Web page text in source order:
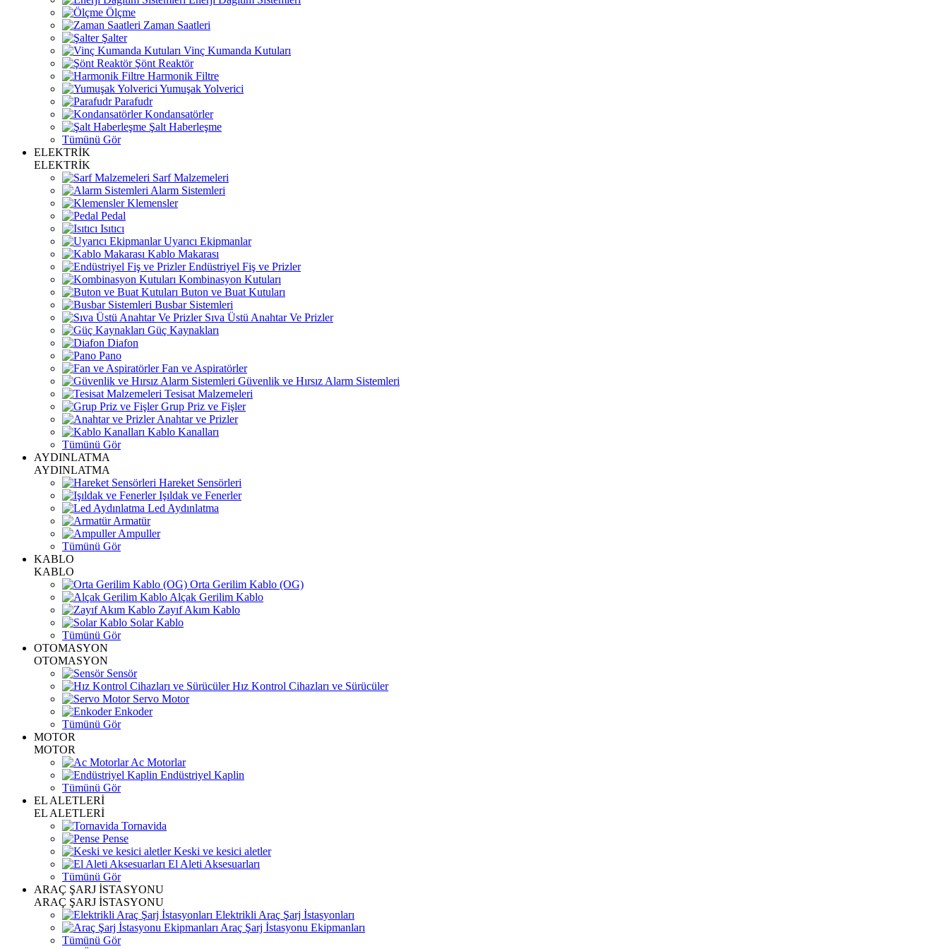
Ölçme
Zaman Saatleri
Şalter
Vinç Kumanda Kutuları
Şönt Reaktör
Harmonik Filtre
Yumuşak Yolverici
Parafudr
Kondansatörler
Şalt Haberleşme
Tümünü Gör
ELEKTRİK
ELEKTRİK
Sarf Malzemeleri
Alarm Sistemleri
Klemensler
Pedal
Isıtıcı
Uyarıcı Ekipmanlar
Kablo Makarası
Endüstriyel Fiş ve Prizler
Kombinasyon Kutuları
Buton ve Buat Kutuları
Busbar Sistemleri
Sıva Üstü Anahtar Ve Prizler
Güç Kaynakları
Diafon
Pano
Fan ve Aspiratörler
Güvenlik ve Hırsız Alarm Sistemleri
Tesisat Malzemeleri
Grup Priz ve Fişler
Anahtar ve Prizler
Kablo Kanalları
Tümünü Gör
AYDINLATMA
AYDINLATMA
Hareket Sensörleri
Işıldak ve Fenerler
Led Aydınlatma
Armatür
Ampuller
Tümünü Gör
KABLO
KABLO
Orta Gerilim Kablo (OG)
Alçak Gerilim Kablo
Zayıf Akım Kablo
Solar Kablo
Tümünü Gör
OTOMASYON
OTOMASYON
Sensör
Hız Kontrol Cihazları ve Sürücüler
Servo Motor
Enkoder
Tümünü Gör
MOTOR
MOTOR
Ac Motorlar
Endüstriyel Kaplin
Tümünü Gör
EL ALETLERİ
EL ALETLERİ
Tornavida
Pense
Keski ve kesici aletler
El Aleti Aksesuarları
Tümünü Gör
ARAÇ ŞARJ İSTASYONU
ARAÇ ŞARJ İSTASYONU
Elektrikli Araç Şarj İstasyonları
Araç Şarj İstasyonu Ekipmanları
Tümünü Gör